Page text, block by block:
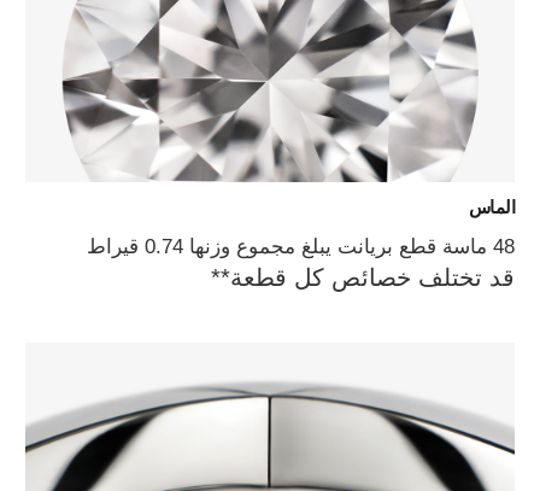
الماس
48 ماسة قطع بريانت يبلغ مجموع وزنها 0.74 قيراط
قد تختلف خصائص كل قطعة**